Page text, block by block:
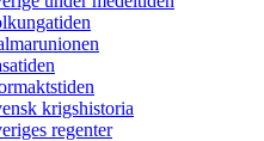
krigshistoria
regenter